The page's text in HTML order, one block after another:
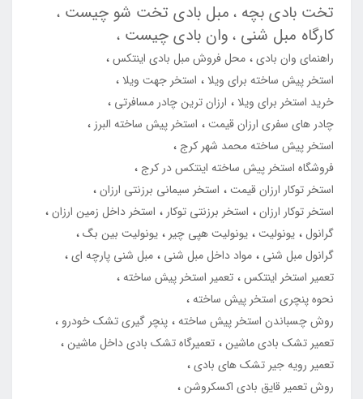
تخت بادی بچه مبل بادی تخت شو چیست
کارگاه مبل شنی وان بادی چیست
راهنمای وان بادی محل فروش مبل بادی اینتکس
استخر پیش ساخته برای ویلا
استخر جهت ویلا
خرید استخر برای ویلا
ارزان ترین چادر مسافرتی
چادر های سفری ارزان قیمت
استخر پیش ساخته البرز
استخر پیش ساخته محمد شهر کرج
فروشگاه استخر پیش ساخته اینتکس در کرج
استخر توکار ارزان قیمت
استخر سیمانی برزنتی ارزان
استخر توکار ارزان
استخر برزنتی توکار
استخر داخل زمین ارزان
گرانول یونولیت یونولیت هپی چیر
یونولیت بین بگ
گرانول مبل شنی
مواد داخل مبل شنی
مبل شنی پارچه ای
تعمیر استخر اینتکس تعمیر استخر پیش ساخته
نحوه پنچری استخر پیش ساخته
روش چسباندن استخر پیش ساخته پنچر گیری تشک خودرو
تعمیر تشک بادی ماشین تعمیرگاه تشک بادی داخل ماشین
تعمیر رویه جیر تشک های بادی
روش تعمیر قایق بادی اکسکروشن